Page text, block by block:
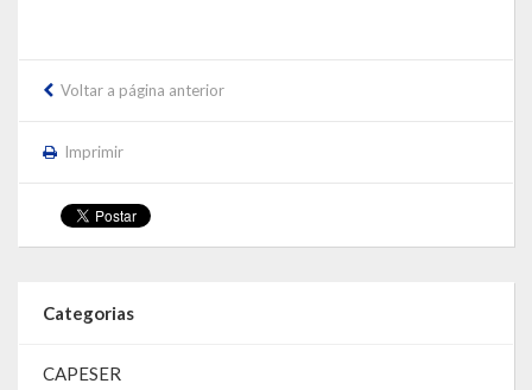
Voltar a página anterior
Imprimir
Categorias
CAPESER